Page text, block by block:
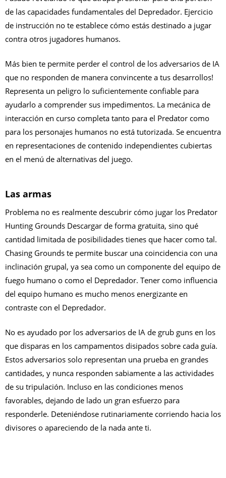
de las capacidades fundamentales del Depredador. Ejercicio
de instrucción no te establece cómo estás destinado a jugar
contra otros jugadores humanos.
Más bien te permite perder el control de los adversarios de IA
que no responden de manera convincente a tus desarrollos!
Representa un peligro lo suficientemente confiable para
ayudarlo a comprender sus impedimentos. La mecánica de
interacción en curso completa tanto para el Predator como
para los personajes humanos no está tutorizada. Se encuentra
en representaciones de contenido independientes cubiertas
en el menú de alternativas del juego.
Las armas
Problema no es realmente descubrir cómo jugar los Predator
Hunting Grounds Descargar de forma gratuita, sino qué
cantidad limitada de posibilidades tienes que hacer como tal.
Chasing Grounds te permite buscar una coincidencia con una
inclinación grupal, ya sea como un componente del equipo de
fuego humano o como el Depredador. Tener como influencia
del equipo humano es mucho menos energizante en
contraste con el Depredador.
No es ayudado por los adversarios de IA de grub guns en los
que disparas en los campamentos disipados sobre cada guía.
Estos adversarios solo representan una prueba en grandes
cantidades, y nunca responden sabiamente a las actividades
de su tripulación. Incluso en las condiciones menos
favorables, dejando de lado un gran esfuerzo para
responderle. Deteniéndose rutinariamente corriendo hacia los
divisores o apareciendo de la nada ante ti.